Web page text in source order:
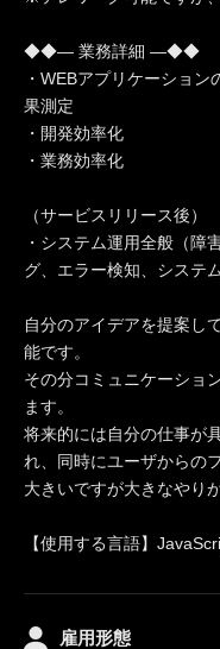
◆◆― 業務詳細 ―◆◆
・WEBアプリケーショ
果測定
・開発効率化
・業務効率化
（サービスリリース後）
・システム運用全般（障
グ、エラー検知、システ
自分のアイデアを提案し
能です。
その分コミュニケーショ
ます。
将来的には自分の仕事が
れ、同時にユーザからの
大きいですが大きなやり
【使用する言語】
雇用形態